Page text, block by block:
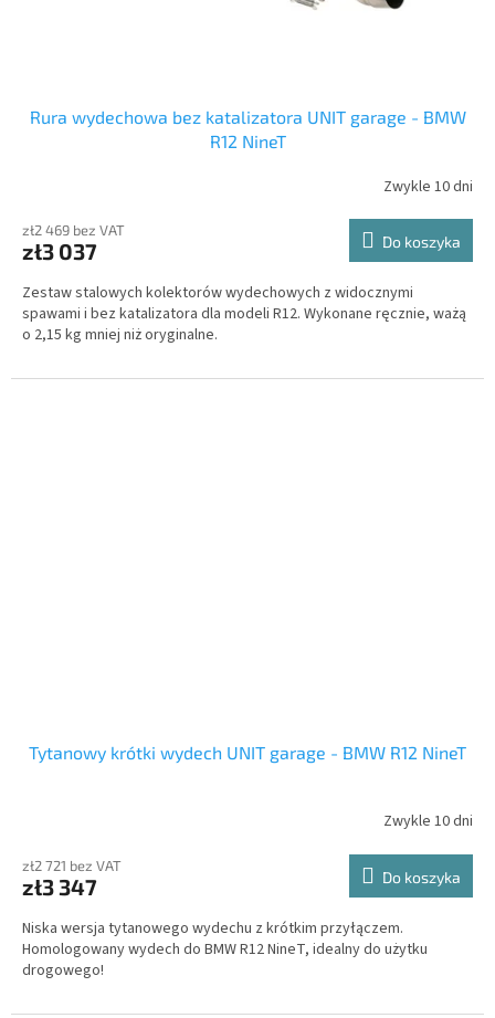
Rura wydechowa bez katalizatora UNIT garage - BMW
R12 NineT
Zwykle 10 dni
zł2 469 bez VAT
zł3 037 Do koszyka
Zestaw stalowych kolektorów wydechowych z widocznymi
spawami i bez katalizatora dla modeli R12. Wykonane ręcznie, ważą
o 2,15 kg mniej niż oryginalne.
Tytanowy krótki wydech UNIT garage - BMW R12 NineT
Zwykle 10 dni
zł2 721 bez VAT
zł3 347 Do koszyka
Niska wersja tytanowego wydechu z krótkim przyłączem.
Homologowany wydech do BMW R12 NineT, idealny do użytku
drogowego!